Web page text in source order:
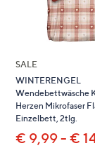
SALE
WINTERENGEL
Wendebettwäsche
Herzen Mikrofaser
Einzelbett, 2tlg.
€ 9,99 - €